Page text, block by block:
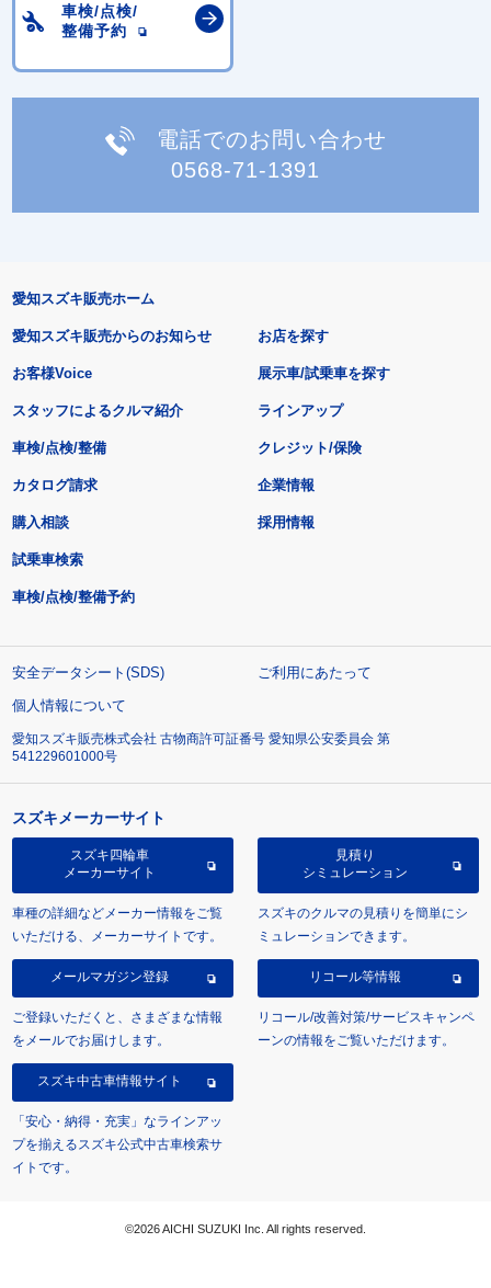
車検/点検/
整備予約
電話でのお問い合わせ
0568-71-1391
愛知スズキ販売ホーム
愛知スズキ販売からのお知らせ
お客様Voice
スタッフによるクルマ紹介
お店を探す
展示車/試乗車を探す
ラインアップ
車検/点検/整備 クレジット/保険
カタログ請求
購入相談
試乗車検索
車検/点検/整備予約
企業情報
採用情報
安全データシート(SDS)
ご利用にあたって
個人情報について
愛知スズキ販売株式会社 古物商許可証番号 愛知県公安委員会 第
541229601000号
スズキメーカーサイト
スズキ四輪車
メーカーサイト
車種の詳細などメーカー情報をご覧
いただける、メーカーサイトです。
見積り
シミュレーション
スズキのクルマの見積りを簡単にシ
ミュレーションできます。
メールマガジン登録
ご登録いただくと、さまざまな情報
をメールでお届けします。
リコール等情報
リコール/改善対策/サービスキャンペ
ーンの情報をご覧いただけます。
スズキ中古車情報サイト
「安心・納得・充実」なラインアッ
プを揃えるスズキ公式中古車検索サ
イトです。
©2026 AICHI SUZUKI Inc. All rights reserved.